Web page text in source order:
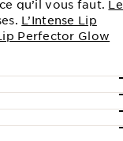
qu’il vous faut. Le
L’Intense Lip
Perfector Glow